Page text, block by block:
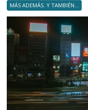
MÁS ADEMÁS. Y TAMBIÉN...